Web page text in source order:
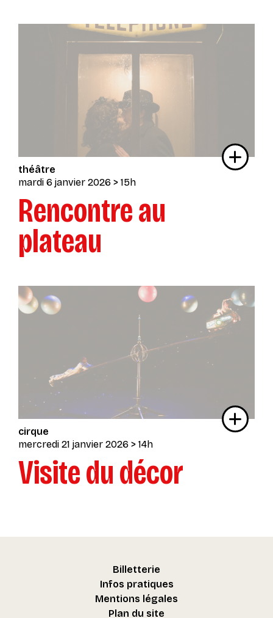
théâtre
mardi 6 janvier 2026 > 15h
Rencontre au
plateau
cirque
mercredi 21 janvier 2026 > 14h
Visite du décor
Billetterie
Infos pratiques
Mentions légales
Plan du site